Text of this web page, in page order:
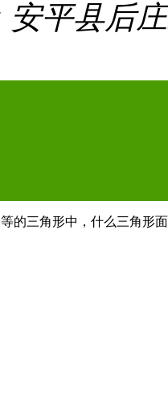
安平县后
的三角形中，什么三角形